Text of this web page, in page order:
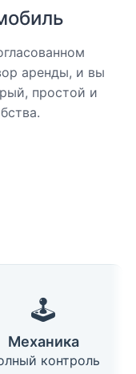
аренды, и вы
простой и
🕹️
Механика
контроль